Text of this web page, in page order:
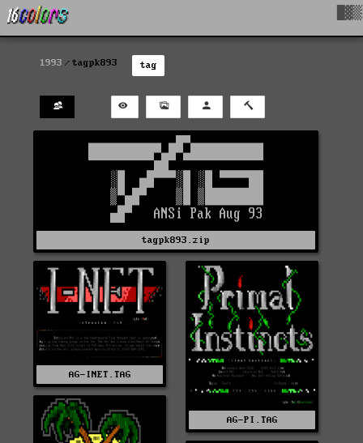
1993 tagpk893 tag
tagpk893.zip
AG-INET.TAG
AG-PI.TAG